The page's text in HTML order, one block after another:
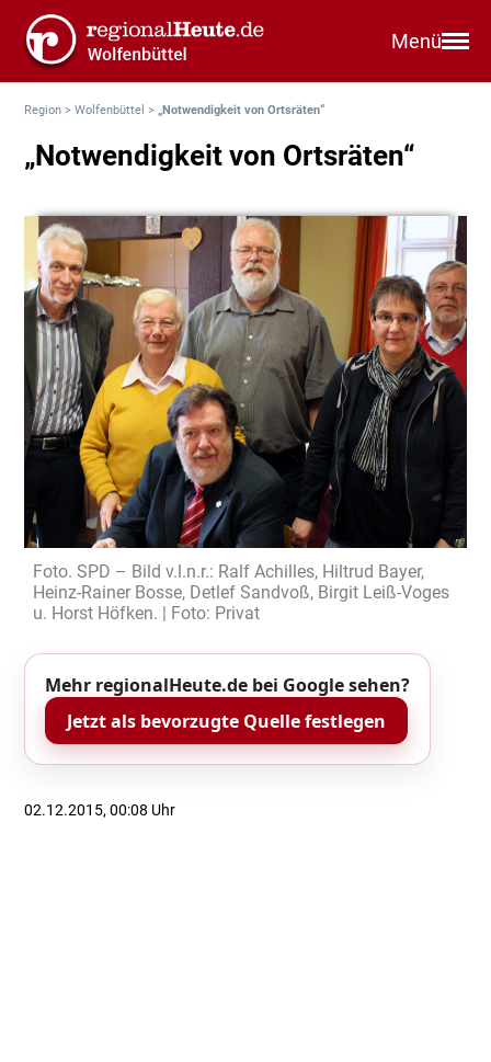
Menü
Region >Wolfenbüttel >„Notwendigkeit von Ortsräten“
„Notwendigkeit von Ortsräten“
Foto. SPD – Bild v.l.n.r.: Ralf Achilles, Hiltrud Bayer,
Heinz-Rainer Bosse, Detlef Sandvoß, Birgit Leiß-Voges
u. Horst Höfken. | Foto: Privat
Mehr regionalHeute.de bei Google sehen?
Jetzt als bevorzugte Quelle festlegen
02.12.2015, 00:08 Uhr